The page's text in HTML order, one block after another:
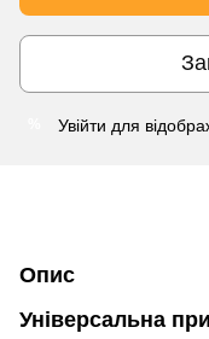
Увійти для
Опис
Універсальна